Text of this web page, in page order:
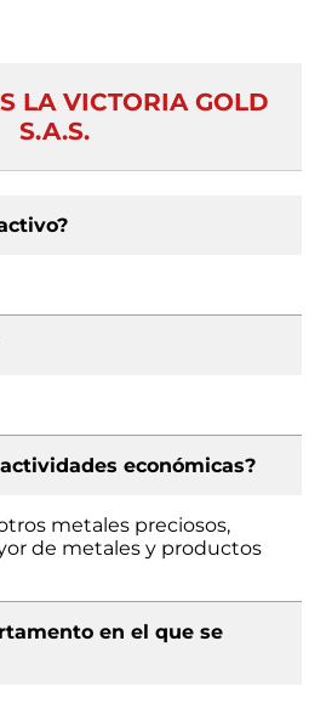
LA VICTORIA GOLD
S.A.S.
económicas?
metales preciosos,
de metales y productos
en el que se